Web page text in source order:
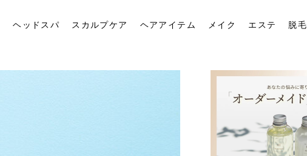
ヘッドスパ スカルプケア ヘアアイテム メイク エステ 脱毛